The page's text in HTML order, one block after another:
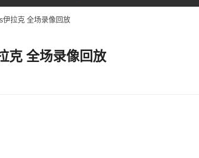
拉克 全场录像回放
克 全场录像回放